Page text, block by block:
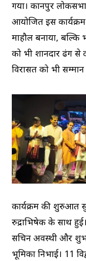
गया। कानपुर
आयोजित इस
माहौल बनाया,
को भी शानदार ढंग से
विरासत को भी सम्मान
कार्यक्रम की शुरुआत
रुद्राभिषेक के साथ
सचिन अवस्थी और
भूमिका निभाई। 11